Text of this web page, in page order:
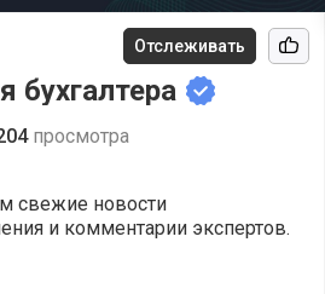
Отслеживать
бухгалтера
просмотра
свежие новости
и комментарии экспертов.